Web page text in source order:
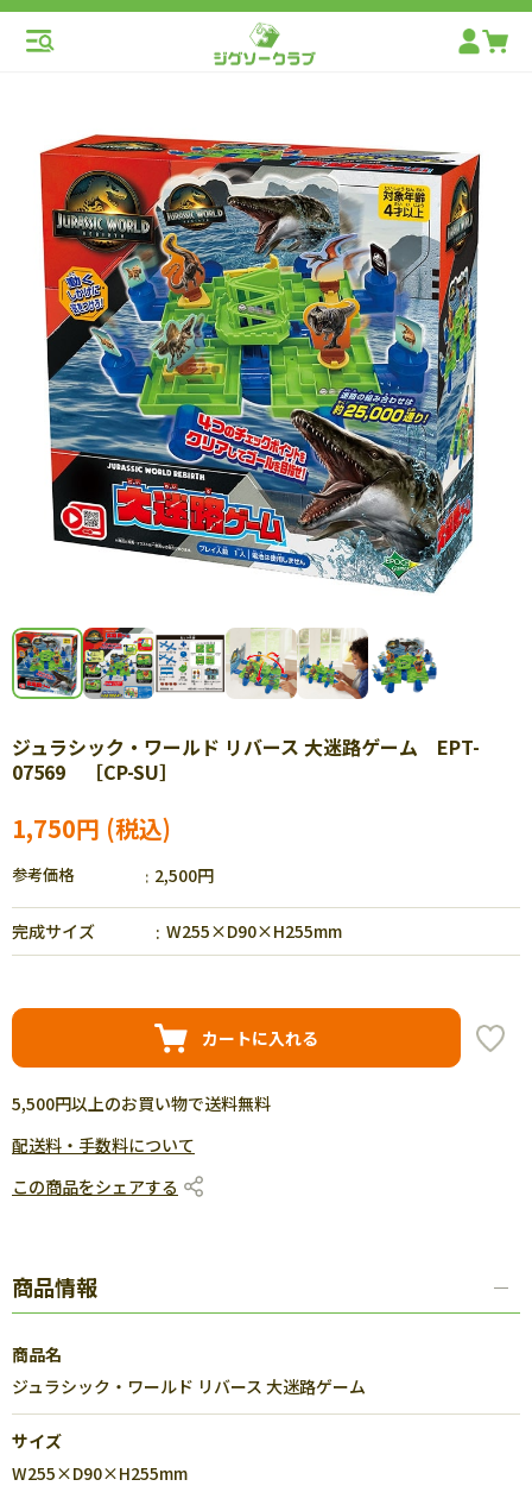
ジュラシック・ワールド リバース 大迷路ゲーム EPT-
07569 ［CP-SU］
1,750円
参考価格 2,500円
完成サイズ W255×D90×H255mm
カートに入れる
5,500円以上のお買い物で送料無料
配送料・手数料について
この商品をシェアする
商品情報
商品名
ジュラシック・ワールド リバース 大迷路ゲーム
サイズ
W255×D90×H255mm